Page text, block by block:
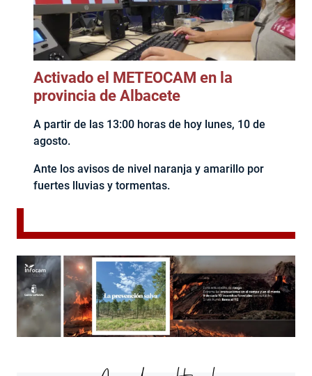
Activado el METEOCAM en la
provincia de Albacete
A partir de las 13:00 horas de hoy lunes, 10 de
agosto.
Ante los avisos de nivel naranja y amarillo por
fuertes lluvias y tormentas.